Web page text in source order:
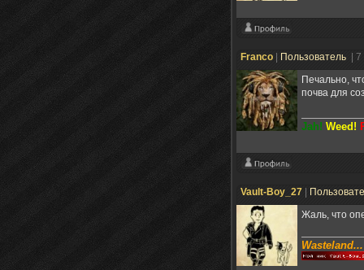
Franco Пользователь
|
Печально,
почва для
Jah! Weed!
Vault-Boy_27
Жаль, что